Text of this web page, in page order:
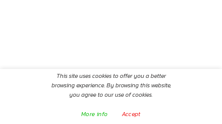
This site uses cookies to offer you a better
browsing experience. By browsing this website,
you agree to our use of cookies.
More info Accept